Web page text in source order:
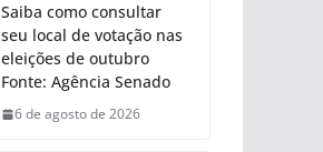
Saiba como consultar
seu local de votação nas
eleições de outubro
Fonte: Agência Senado
6 de agosto de 2026